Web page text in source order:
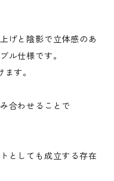
げと陰影で立体感のあ
ル仕様です。
す。
合わせることで
としても成立する存在